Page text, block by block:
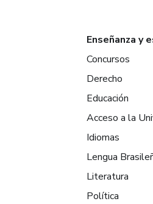
Enseñanza y
Concursos
Derecho
Educación
Acceso a la
Idiomas
Lengua
Literatura
Política